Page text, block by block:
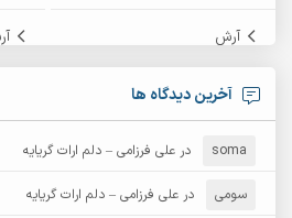
آرش
آرش امامی
آرش عثمان
آخرین دیدگاه ها
soma در علی فرزامی – دلم ارات گریایه
سومی در علی فرزامی – دلم ارات گریایه